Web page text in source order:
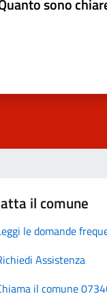
sono
il comune
le domande
Assistenza
il comune